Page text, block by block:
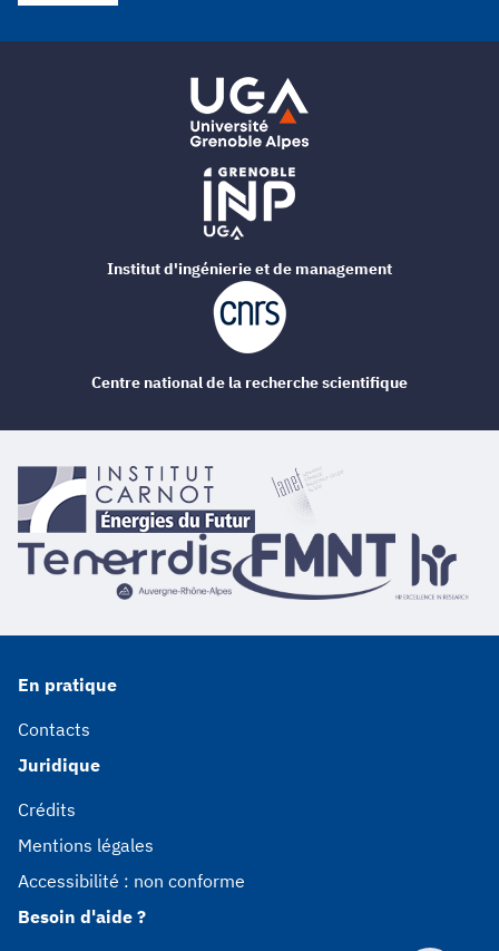
En pratique
Contacts
Juridique
Crédits
Mentions légales
Accessibilité : non conforme
Besoin d'aide ?
Institut d'ingénierie et de management
Centre national de la recherche scientifique